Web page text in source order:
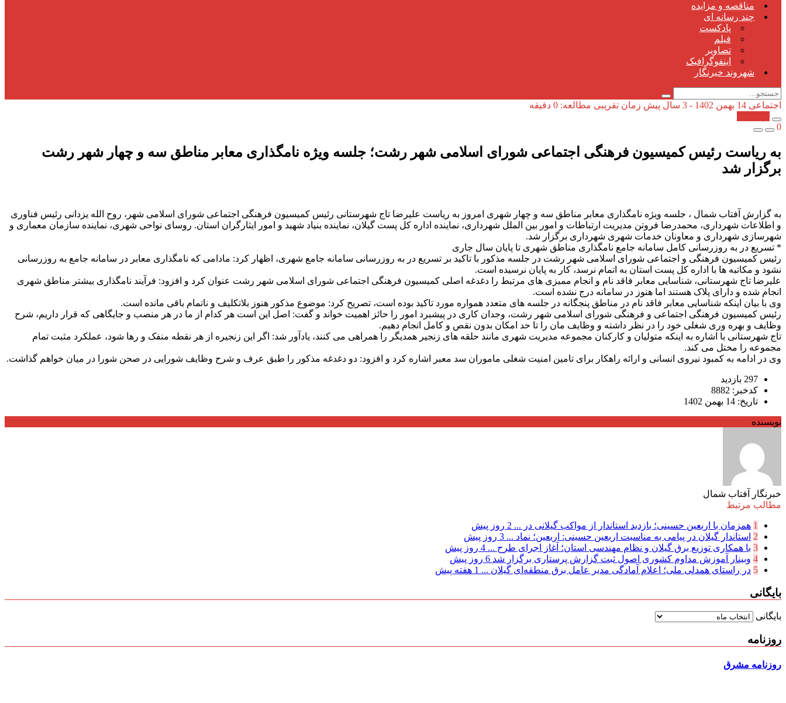
مناقصه و مزایده
چند رسانه ای
پادکست
فیلم
تصاویر
اینفوگرافیک
شهروند خبرنگار
اجتماعی 14 بهمن 1402 - 3 سال پیش
زمان تقریبی مطالعه: 0 دقیقه
0
به ریاست رئیس کمیسیون فرهنگی اجتماعی شورای اسلامی شهر رشت؛ جلسه ویژه نامگذاری معابر مناطق سه و چهار شهر رشت
برگزار شد
به گزارش آفتاب شمال ، جلسه ویژه نامگذاری معابر مناطق سه و چهار شهری امروز به ریاست علیرضا تاج شهرستانی رئیس کمیسیون فرهنگی اجتماعی شورای اسلامی شهر، روح الله یزدانی رئیس فناوری
و اطلاعات شهرداری، محمدرضا فروتن مدیریت ارتباطات و امور بین الملل شهرداری، نماینده اداره کل پست گیلان، نماینده بنیاد شهید و امور ایثارگران استان. روسای نواحی شهری، نماینده سازمان معماری و
شهرسازی شهرداری و معاونان خدمات شهری شهرداری برگزار شد.
* تسریع در به روزرسانی کامل سامانه جامع نامگذاری مناطق شهری تا پایان سال جاری
رئیس کمیسیون فرهنگی و اجتماعی شورای اسلامی شهر رشت در جلسه مذکور با تاکید بر تسریع در به روزرسانی سامانه جامع شهری، اظهار کرد: مادامی که نامگذاری معابر در سامانه جامع به روزرسانی
نشود و مکاتبه ها با اداره کل پست استان به اتمام نرسد، کار به پایان نرسیده است.
علیرضا تاج شهرستانی، شناسایی معابر فاقد نام و انجام ممیزی های مرتبط را دغدغه اصلی کمیسیون فرهنگی اجتماعی شورای اسلامی شهر رشت عنوان کرد و افزود: فرآیند نامگذاری بیشتر مناطق شهری
انجام شده و دارای پلاک هستند اما هنوز در سامانه درج نشده است.
وی با بیان اینکه شناسایی معابر فاقد نام در مناطق پنجگانه در جلسه های متعدد همواره مورد تاکید بوده است، تصریح کرد: موضوع مذکور هنوز بلاتکلیف و ناتمام باقی مانده است.
رئیس کمیسیون فرهنگی اجتماعی و فرهنگی شورای اسلامی شهر رشت، وجدان کاری در پیشبرد امور را حائز اهمیت خواند و گفت: اصل این است هر کدام از ما در هر منصب و جایگاهی که قرار داریم، شرح
وظایف و بهره وری شغلی خود را در نظر داشته و وظایف مان را تا حد امکان بدون نقص و کامل انجام دهیم.
تاج شهرستانی با اشاره به اینکه متولیان و کارکنان مجموعه مدیریت شهری مانند حلقه های زنجیر همدیگر را همراهی می کنند، یادآور شد: اگر این زنجیره از هر نقطه منفک و رها شود، عملکرد مثبت تمام
مجموعه را مختل می کند.
وی در ادامه به کمبود نیروی انسانی و ارائه راهکار برای تامین امنیت شغلی ماموران سد معبر اشاره کرد و افزود: دو دغدغه مذکور را طبق عرف و شرح وظایف شورایی در صحن شورا در میان خواهم گذاشت.
297 بازدید
کدخبر: 8882
تاریخ: 14 بهمن 1402
نویسنده
خبرنگار آفتاب شمال
مطالب مرتبط
1 همزمان با اربعین حسینی؛ بازدید استاندار از مواکب گیلانی در ... 2 روز پیش
2 استاندار گیلان در پیامی به مناسبت اربعین حسینی: اربعین؛ نماد ... 3 روز پیش
3 با همکاری توزیع برق گیلان و نظام مهندسی استان؛ آغاز اجرای طرح ... 4 روز پیش
4 وبینار آموزش مداوم کشوری اصول ثبت گزارش پرستاری برگزار شد 6 روز پیش
5 در راستای همدلی ملی؛ اعلام آمادگی مدیر عامل برق منطقه‌ای گیلان ... 1 هفته پیش
بایگانی
بایگانی
روزنامه
روزنامه مشرق